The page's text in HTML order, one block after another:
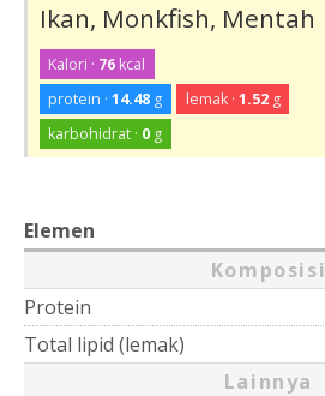
Ikan, Monkfish, Mentah
Kalori · 76 kcal
protein ·14.48 g lemak · 1.52g
karbohidrat · 0 g
Elemen
Komposisi
Protein
Total lipid (lemak)
Lainnya